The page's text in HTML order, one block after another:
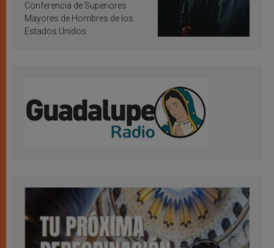
Conferencia de Superiores
Mayores de Hombres de los
Estados Unidos